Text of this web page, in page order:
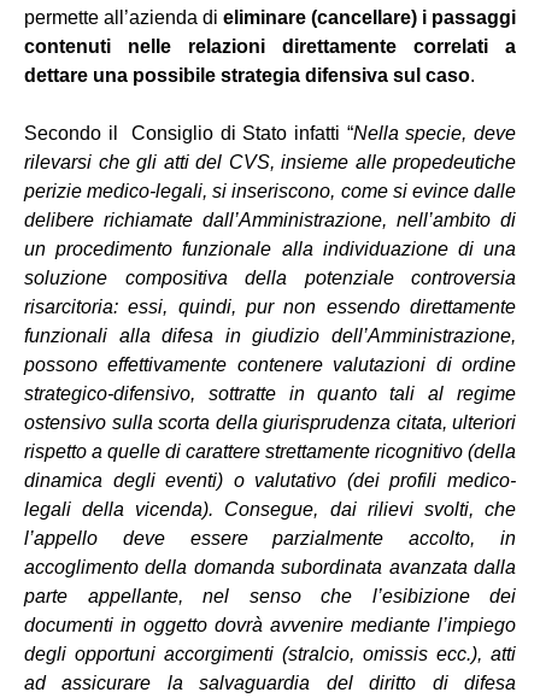
permette all’azienda di eliminare (cancellare) i passaggi
contenuti nelle relazioni direttamente correlati a
dettare una possibile strategia difensiva sul caso.
Secondo il Consiglio di Stato infatti “Nella specie, deve
rilevarsi che gli atti del CVS, insieme alle propedeutiche
perizie medico-legali, si inseriscono, come si evince dalle
delibere richiamate dall’Amministrazione, nell’ambito di
un procedimento funzionale alla individuazione di una
soluzione compositiva della potenziale controversia
risarcitoria: essi, quindi, pur non essendo direttamente
funzionali alla difesa in giudizio dell’Amministrazione,
possono effettivamente contenere valutazioni di ordine
strategico-difensivo, sottratte in quanto tali al regime
ostensivo sulla scorta della giurisprudenza citata, ulteriori
rispetto a quelle di carattere strettamente ricognitivo (della
dinamica degli eventi) o valutativo (dei profili medico-
legali della vicenda). Consegue, dai rilievi svolti, che
l’appello deve essere parzialmente accolto, in
accoglimento della domanda subordinata avanzata dalla
parte appellante, nel senso che l’esibizione dei
documenti in oggetto dovrà avvenire mediante l’impiego
degli opportuni accorgimenti (stralcio, omissis ecc.), atti
ad assicurare la salvaguardia del diritto di difesa